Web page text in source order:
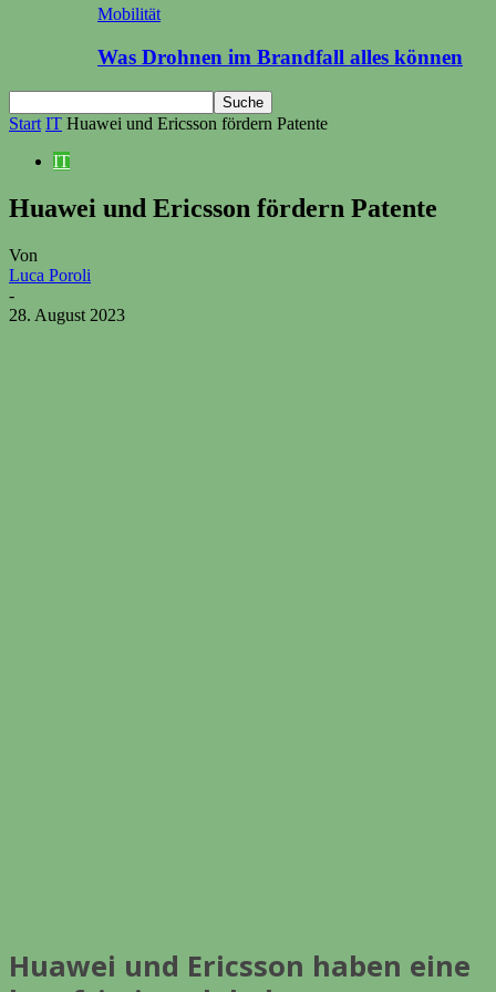
Mobilität
Was Drohnen im Brandfall alles können
Start IT Huawei und Ericsson fördern Patente
IT
Huawei und Ericsson fördern Patente
Von
Luca Poroli
-
28. August 2023
Huawei und Ericsson haben eine